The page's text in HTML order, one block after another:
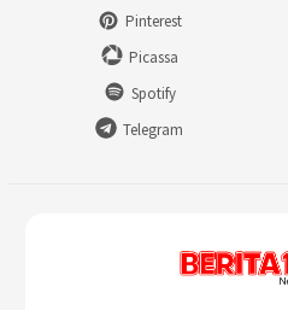
Pinterest
Picassa
Spotify
Telegram